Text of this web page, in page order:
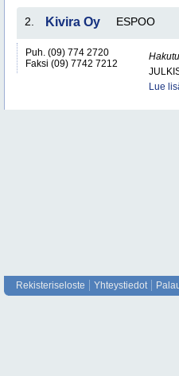
2. Kivira Oy ESPOO
Puh. (09) 774 2720
Faksi (09) 7742 7212
Lue
Rekisteriseloste Yhteystiedot